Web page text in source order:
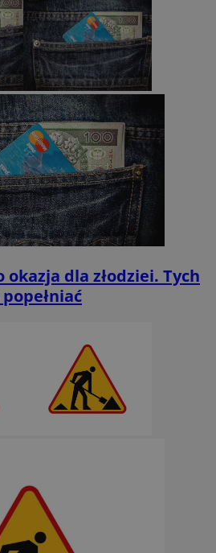
dla złodziei. Tych